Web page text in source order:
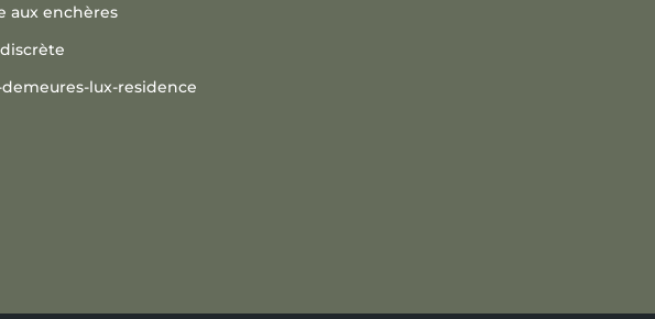
aux enchères
lux-residence